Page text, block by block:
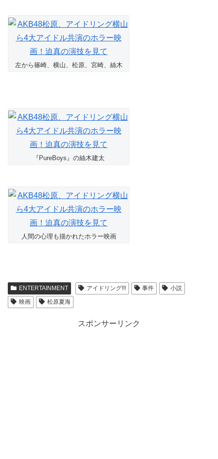
左から篠崎、横山、松原、宮崎、絲木
『PureBoys』の絲木建太
人間の心理も描かれたホラー映画
ENTERTAINMENT アイドリング!!! 事件
小説
映画
松原夏海
スポンサーリンク